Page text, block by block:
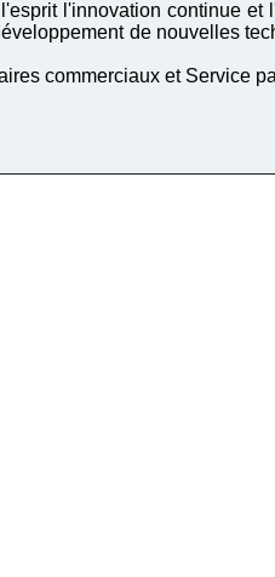
l'innovation continue
de nouvelles
commerciaux et Service